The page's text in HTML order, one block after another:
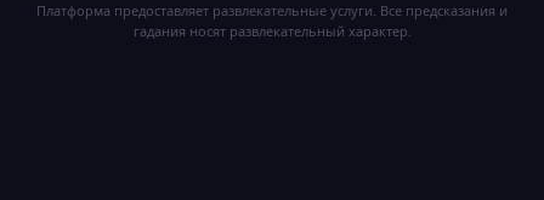
Платформа предоставляет развлекательные услуги. Все предсказания и
гадания носят развлекательный характер.